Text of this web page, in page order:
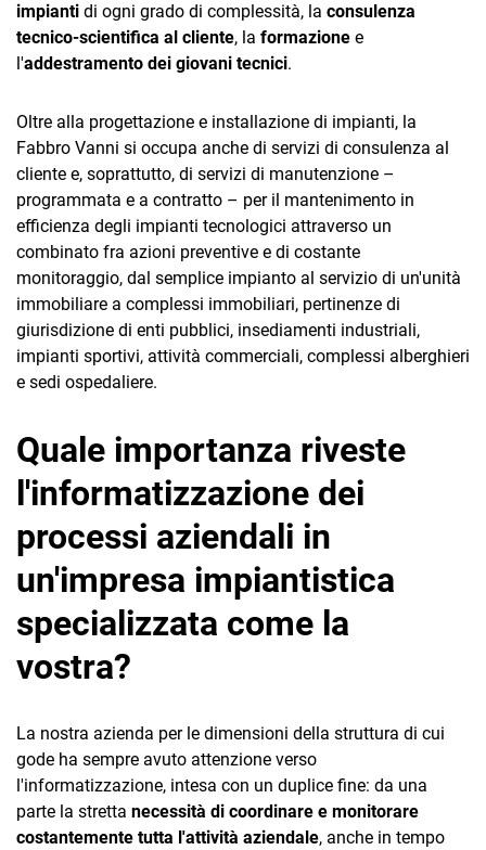
impianti di ogni grado di complessità, la consulenza
tecnico-scientifica al cliente, la formazione e
l'addestramento dei giovani tecnici.
Oltre alla progettazione e installazione di impianti, la
Fabbro Vanni si occupa anche di servizi di consulenza al
cliente e, soprattutto, di servizi di manutenzione –
programmata e a contratto – per il mantenimento in
efficienza degli impianti tecnologici attraverso un
combinato fra azioni preventive e di costante
monitoraggio, dal semplice impianto al servizio di un'unità
immobiliare a complessi immobiliari, pertinenze di
giurisdizione di enti pubblici, insediamenti industriali,
impianti sportivi, attività commerciali, complessi alberghieri
e sedi ospedaliere.
Quale importanza riveste
l'informatizzazione dei
processi aziendali in
un'impresa impiantistica
specializzata come la
vostra?
La nostra azienda per le dimensioni della struttura di cui
gode ha sempre avuto attenzione verso
l'informatizzazione, intesa con un duplice fine: da una
parte la stretta necessità di coordinare e monitorare
costantemente tutta l'attività aziendale, anche in tempo